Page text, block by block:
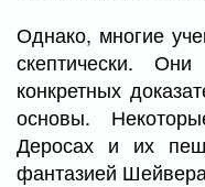
Однако, многие
скептически.
конкретных
основы.
Деросах и их
фантазией